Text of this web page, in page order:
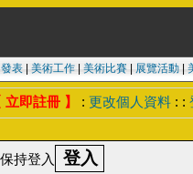
發表| 美術工作| 美術比賽| 展覽活動|
立即註冊 】 : 更改個人資料 : :
保持登入